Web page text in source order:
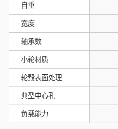
自重
宽度
轴承数
小轮材质
轮毂表面处理
典型中心孔
负载能力